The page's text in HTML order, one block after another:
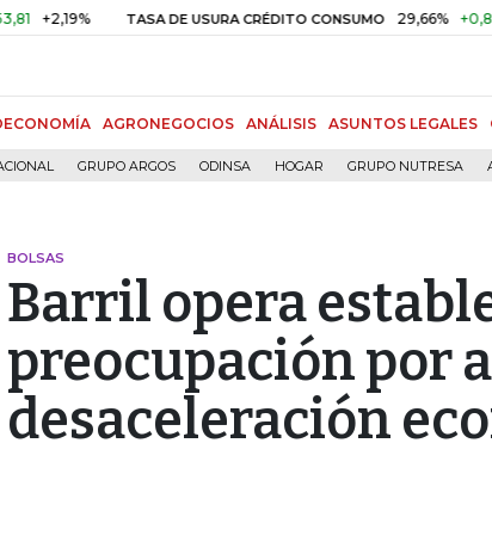
TASA DE USURA CRÉDITO CONSUMO 29,66% +0,87%
AGRONEGOCIOS ANÁLISIS ASUNTOS LEGALES
GRUPO ARGOS ODINSA HOGAR GRUPO NUTRESA
BOLSAS
Barril opera
preocupación por
desaceleración